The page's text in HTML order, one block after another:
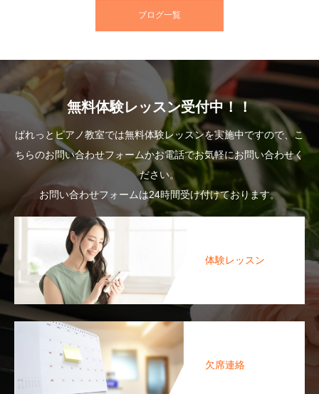
ブログ一覧
無料体験レッスン受付中！！
ぱれっとピアノ教室では無料体験レッスンを実施中ですので、こ
ちらのお問い合わせフォームかお電話でお気軽にお問い合わせく
ださい。
お問い合わせフォームは24時間受け付けております。
体験レッスン
欠席連絡